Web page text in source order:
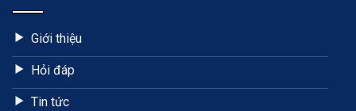
Giới thiệu
Hỏi đáp
Tin tức